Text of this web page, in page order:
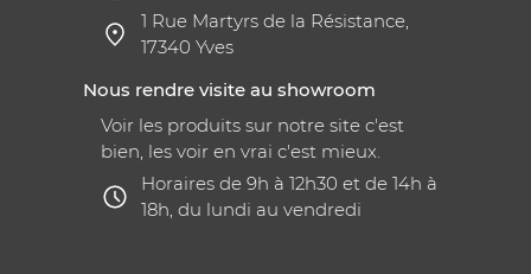
1 Rue Martyrs de la Résistance,
17340 Yves
Nous rendre visite au showroom
Voir les produits sur notre site c'est
bien, les voir en vrai c'est mieux.
Horaires de 9h à 12h30 et de 14h à
18h, du lundi au vendredi